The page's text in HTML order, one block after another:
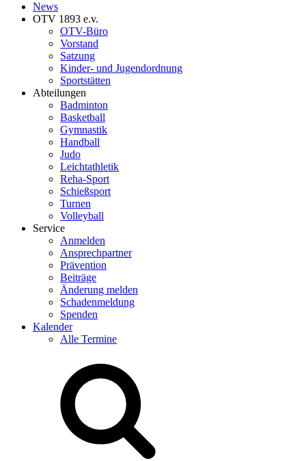
News
OTV 1893 e.v.
OTV-Büro
Vorstand
Satzung
Kinder- und Jugendordnung
Sportstätten
Abteilungen
Badminton
Basketball
Gymnastik
Handball
Judo
Leichtathletik
Reha-Sport
Schießsport
Turnen
Volleyball
Service
Anmelden
Ansprechpartner
Prävention
Beiträge
Änderung melden
Schadenmeldung
Spenden
Kalender
Alle Termine